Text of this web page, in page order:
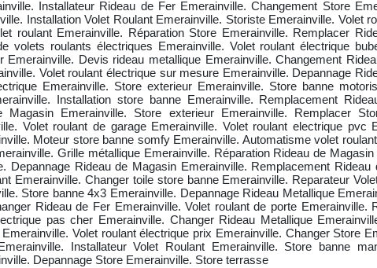
Installateur Rideau de Fer Emerainville. Changement Store
Installation Volet Roulant Emerainville. Storiste Emerainville. Volet
roulant Emerainville. Réparation Store Emerainville. Remplacer
volets roulants électriques Emerainville. Volet roulant électrique
Emerainville. Devis rideau metallique Emerainville. Changement
Volet roulant électrique sur mesure Emerainville. Depannage
Emerainville. Store exterieur Emerainville. Store banne
Installation store banne Emerainville. Remplacement
Magasin Emerainville. Store exterieur Emerainville. Remplacer
Volet roulant de garage Emerainville. Volet roulant electrique pvc
Moteur store banne somfy Emerainville. Automatisme volet
Grille métallique Emerainville. Réparation Rideau de
Depannage Rideau de Magasin Emerainville. Remplacement
Emerainville. Changer toile store banne Emerainville. Reparateur
Store banne 4x3 Emerainville. Depannage Rideau Metallique
Rideau de Fer Emerainville. Volet roulant de porte Emerainville.
pas cher Emerainville. Changer Rideau Metallique
Volet roulant électrique prix Emerainville. Changer Store
Installateur Volet Roulant Emerainville. Store banne
Depannage Store Emerainville. Store terrasse